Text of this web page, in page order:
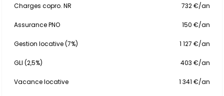
Charges copro. NR 732 €/an
Assurance PNO 150 €/an
Gestion locative (7%) 1 127 €/an
GLI (2,5%) 403 €/an
Vacance locative 1 341 €/an